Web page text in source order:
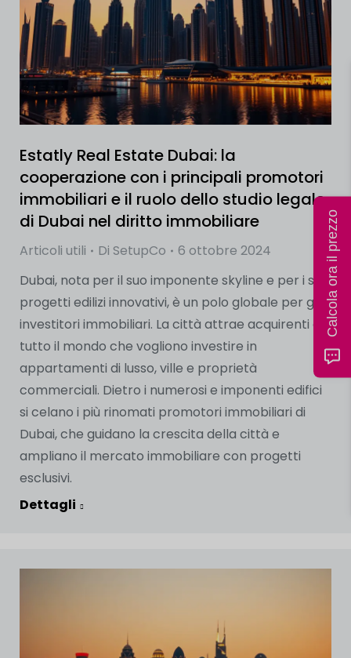
Estatly Real Estate Dubai: la
cooperazione con i principali promotori
immobiliari e il ruolo dello studio legale
di Dubai nel diritto immobiliare
Articoli utili Di SetupCo
6 ottobre 2024
Dubai, nota per il suo imponente skyline e per i suoi
progetti edilizi innovativi, è un polo globale per gli
investitori immobiliari. La città attrae acquirenti da
tutto il mondo che vogliono investire in
appartamenti di lusso, ville e proprietà
commerciali. Dietro i numerosi e imponenti edifici
si celano i più rinomati promotori immobiliari di
Dubai, che guidano la crescita della città e
ampliano il mercato immobiliare con progetti
esclusivi.
Dettagli
Calcola ora il prezzo